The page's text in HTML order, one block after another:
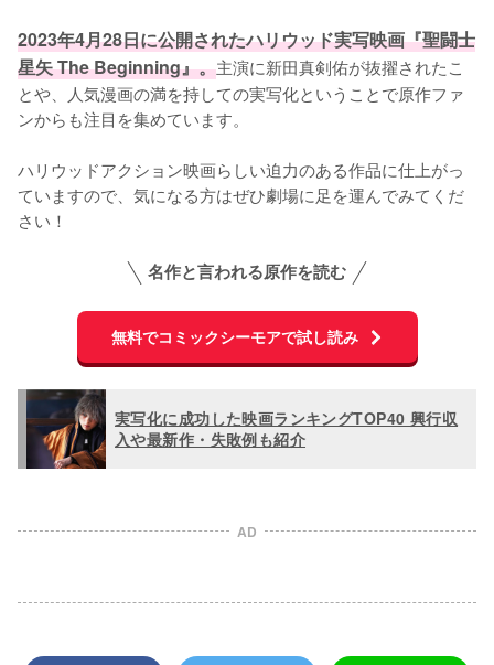
2023年4月28日に公開されたハリウッド実写映画『聖闘士
星矢 The Beginning』。主演に新田真剣佑が抜擢されたこ
とや、人気漫画の満を持しての実写化ということで原作ファ
ンからも注目を集めています。
ハリウッドアクション映画らしい迫力のある作品に仕上がっ
ていますので、気になる方はぜひ劇場に足を運んでみてくだ
さい！
名作と言われる原作を読む
無料でコミックシーモアで試し読み
実写化に成功した映画ランキングTOP40 興行収
入や最新作・失敗例も紹介
AD